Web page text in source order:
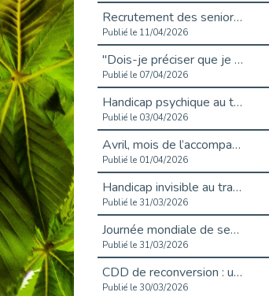
Recrutement des seniors : Un levier de transformation pour les ETI franciliennes
Publié le 11/04/2026
"Dois-je préciser que je suis handicapé sur mon CV?"
Publié le 07/04/2026
Handicap psychique au travail : et si nous changions de regard - vidéo
Publié le 03/04/2026
Avril, mois de l’accompagnement dans l’emploi avec Cap emploi.
Publié le 01/04/2026
Handicap invisible au travail : se taire ou parler? - vidéo
Publié le 31/03/2026
Journée mondiale de sensibilisation à l’autisme
Publié le 31/03/2026
CDD de reconversion : un nouveau contrat pour sécuriser le changement de métier.
Publié le 30/03/2026